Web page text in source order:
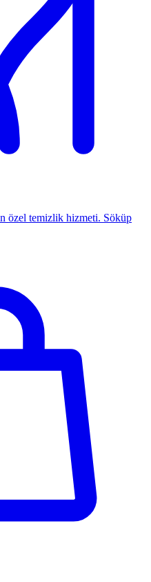
özel temizlik hizmeti. Söküp